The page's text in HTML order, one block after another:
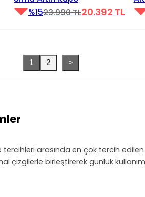
%1523.990 TL20.392 TL
1 2 >
arasında en çok tercih edilen
çizgilerle birleştirerek günlük